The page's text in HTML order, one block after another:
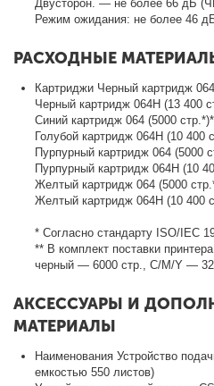
Двусторон. — не более 66 дБ
Режим ожидания: не более 46
РАСХОДНЫЕ
Картриджи Черный картридж
Черный картридж 064H (13 400
Синий картридж 064 (5000
Голубой картридж 064H (10 400
Пурпурный картридж 064 (5000
Пурпурный картридж 064H (10
Желтый картридж 064 (5000
Желтый картридж 064H (10 400
* Согласно стандарту ISO/IEC
** В комплект поставки
черный — 6000 стр., C/M/Y —
АКСЕССУАРЫ И
МАТЕРИАЛЫ
Наименования Устройство
емкостью 550 листов)